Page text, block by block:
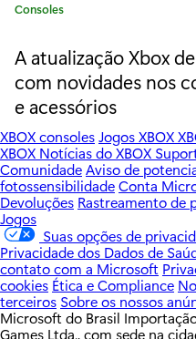
C
e
g
o
i
a
:
Consoles
A atualização Xbox
com novidades nos
e acessórios
XBOX consolesJogos XBOX
XBOX Notícias do XBOX
ComunidadeAviso de
fotossensibilidadeConta
Devoluções Rastreamento de
Jogos
Suas opções de
Privacidade dos Dados de
contato com a Microsoft
cookies Ética e Compliance
terceiros Sobre os nossos
Microsoft do Brasil
Games Ltda., com sede na